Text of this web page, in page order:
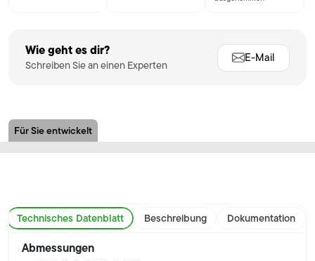
Wie geht es dir?
Schreiben Sie an einen Experten
E-Mail
Für Sie entwickelt
Technisches Datenblatt Beschreibung Dokumentation
Abmessungen